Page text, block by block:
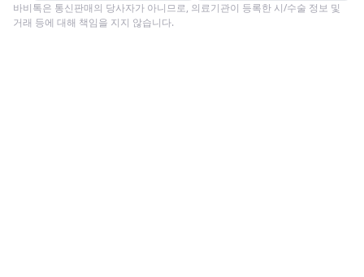
바비톡은 통신판매의 당사자가 아니므로, 의료기관이 등록한 시/수술 정보 및
거래 등에 대해 책임을 지지 않습니다.